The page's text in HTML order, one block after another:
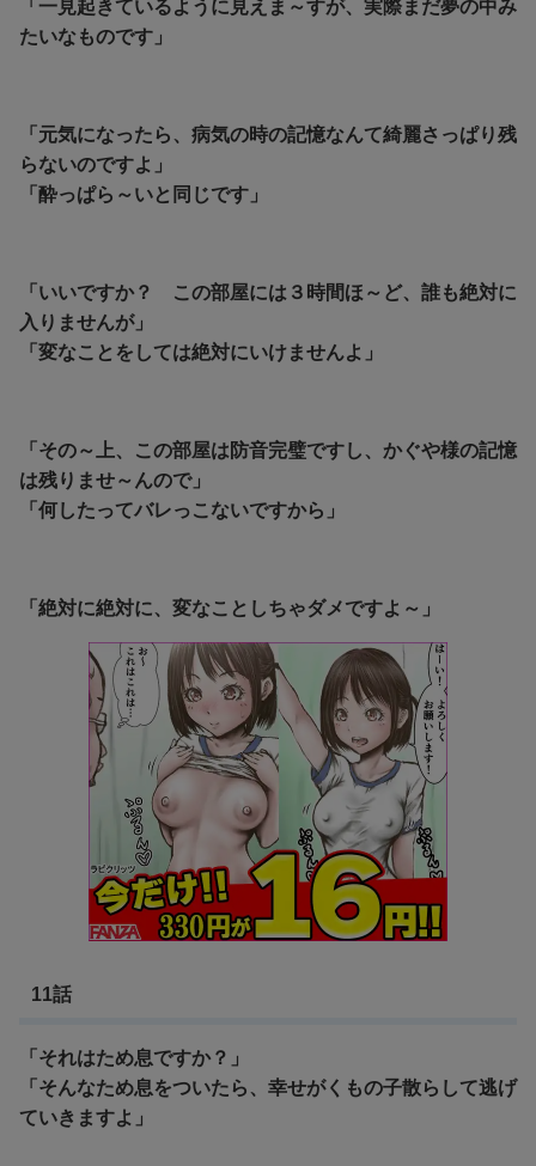
「一見起きているように見えま～すが、実際まだ夢の中み
たいなものです」
「元気になったら、病気の時の記憶なんて綺麗さっぱり残
らないのですよ」
「酔っぱら～いと同じです」
「いいですか？ この部屋には３時間ほ～ど、誰も絶対に
入りませんが」
「 変なことをしては絶対にいけませんよ」
「その～上、この部屋は防音完璧ですし、かぐや様の記憶
は残りませ～んので」
「 何したってバレっこないですから」
「 絶対に絶対に、変なことしちゃダメですよ～」
11話
「それはため息ですか？」
「そんなため息をついたら、幸せがくもの子散らして逃げ
ていきますよ」